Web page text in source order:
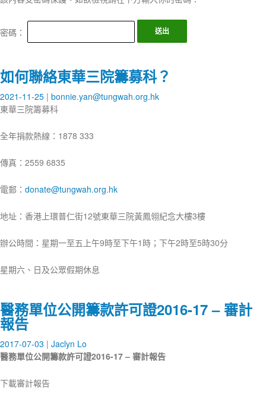
密碼：
如何聯絡東華三院籌募科？
2021-11-25 bonnie.yan@tungwah.org.hk
東華三院籌募科
全年捐款熱線：1878 333
傳真：2559 6835
電郵： donate@tungwah.org.hk
地址：香港上環普仁街12號東華三院黃鳳翎紀念大樓3樓
辦公時間：星期一至五上午9時至下午1時；下午2時至5時30分
星期六、日及公眾假期休息
醫務單位公開籌款許可證2016-17 – 審計
報告
2017-07-03
Jaclyn Lo
醫務單位公開籌款許可證2016-17 – 審計報告
下載審計報告